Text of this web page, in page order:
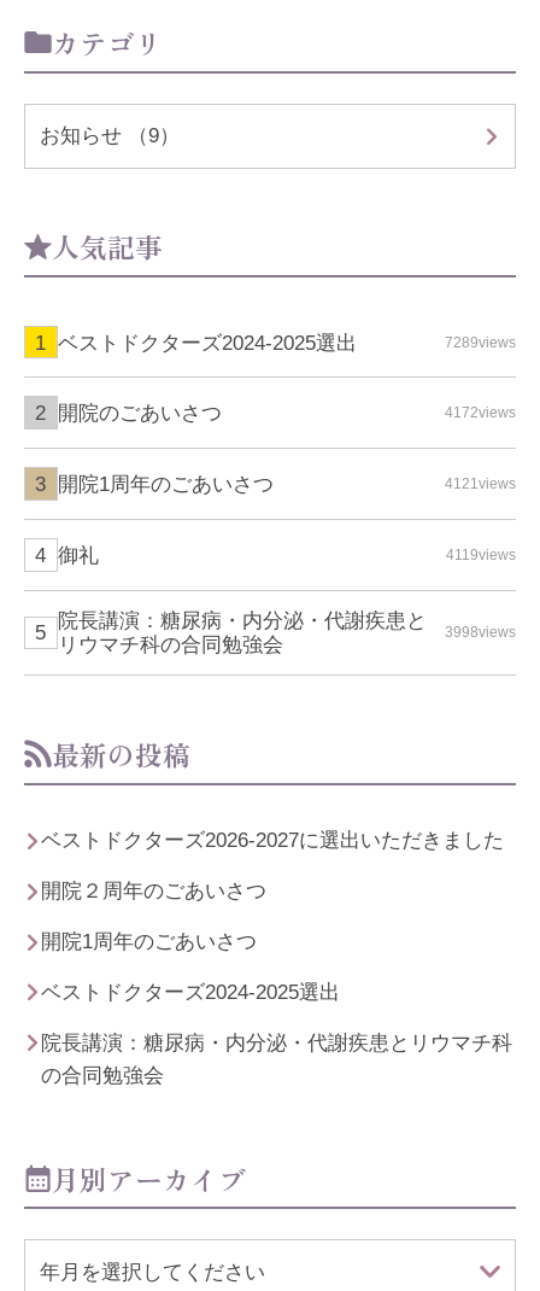
カテゴリ
お知らせ （9）
人気記事
ベストドクターズ2024-2025選出 7289views
開院のごあいさつ 4172views
開院1周年のごあいさつ 4121views
御礼 4119views
院長講演：糖尿病・内分泌・代謝疾患と
リウマチ科の合同勉強会
3998views
最新の投稿
ベストドクターズ2026-2027に選出いただきました
開院２周年のごあいさつ
開院1周年のごあいさつ
ベストドクターズ2024-2025選出
院長講演：糖尿病・内分泌・代謝疾患とリウマチ科
の合同勉強会
月別アーカイブ
年月を選択してください